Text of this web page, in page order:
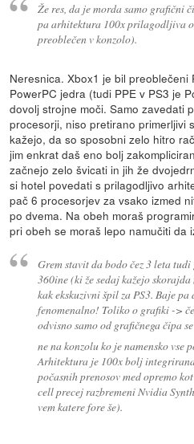
Že res, da je morda samo grafični
pa arhitektura 100x prilagodljiva
preoblečen v konzolo).
Neresnica. Xbox1 je bil preoblečeni
PowerPC jedra (tudi PPE v PS3 je
dovolj strojne moči. Samo zavedati
procesorji, niso pretirano primerljivi
kažejo, da so sposobni zelo hitro
jim enkrat daš eno bolj
začnejo zelo švicati in jih že
si hotel povedati s prilagodljivo
pač 6 procesorjev za vsako izmed
po dvema. Na obeh moraš
pri obeh se moraš lepo namučiti da
Grem stavit da bodo čez 3 leta
360ine (ki že sedaj kažejo
kak ekskuzivni špil za PS3. Baje
fenomenalno! Toliko o grafiki ->
odvisno samo od grafičnega čipa
ne na konzolu ko je namensko vse
Arhitektura je 100x bolj
počasnih prenosov med opremo
cell precej razbremeni Nvidia
vem katere fore še).